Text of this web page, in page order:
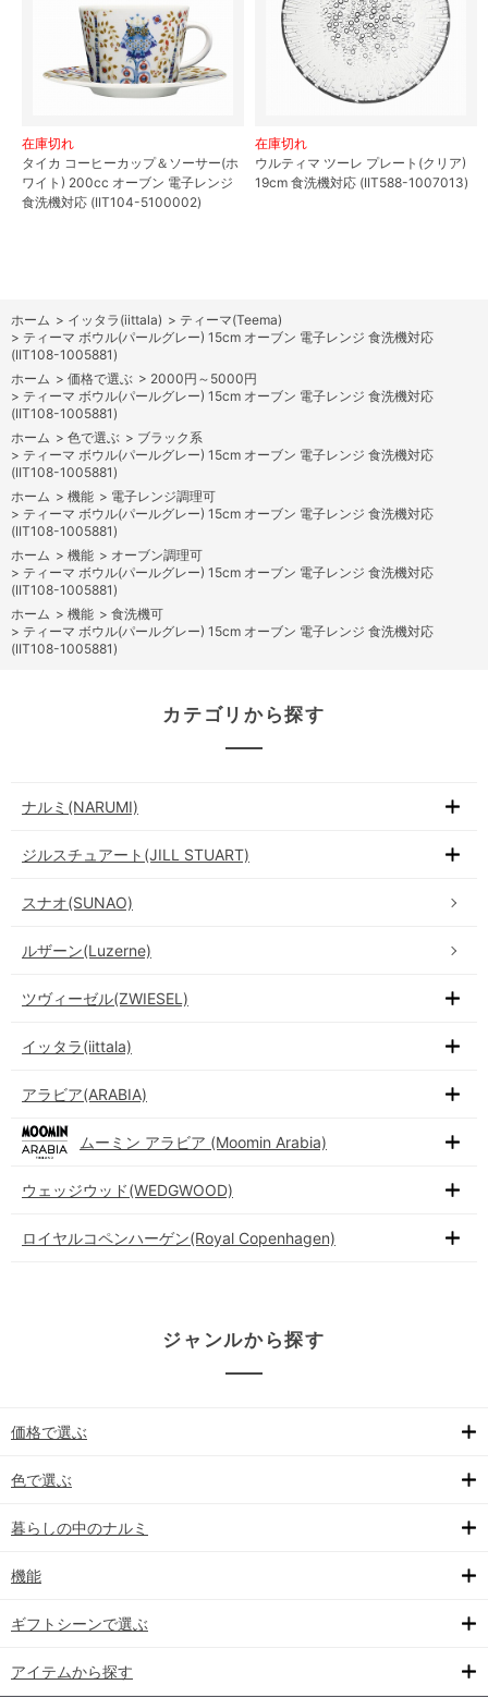
在庫切れ
タイカ コーヒーカップ＆ソーサー(ホ
ワイト) 200cc オーブン 電子レンジ
食洗機対応 (IIT104-5100002)
在庫切れ
ウルティマ ツーレ プレート(クリア)
19cm 食洗機対応 (IIT588-1007013)
ホーム > イッタラ(iittala) > ティーマ(Teema)
> ティーマ ボウル(パールグレー) 15cm オーブン 電子レンジ 食洗機対応
(IIT108-1005881)
ホーム > 価格で選ぶ > 2000円～5000円
> ティーマ ボウル(パールグレー) 15cm オーブン 電子レンジ 食洗機対応
(IIT108-1005881)
ホーム > 色で選ぶ > ブラック系
> ティーマ ボウル(パールグレー) 15cm オーブン 電子レンジ 食洗機対応
(IIT108-1005881)
ホーム > 機能 > 電子レンジ調理可
> ティーマ ボウル(パールグレー) 15cm オーブン 電子レンジ 食洗機対応
(IIT108-1005881)
ホーム > 機能 > オーブン調理可
> ティーマ ボウル(パールグレー) 15cm オーブン 電子レンジ 食洗機対応
(IIT108-1005881)
ホーム > 機能 > 食洗機可
> ティーマ ボウル(パールグレー) 15cm オーブン 電子レンジ 食洗機対応
(IIT108-1005881)
カテゴリから探す
ナルミ(NARUMI)
ジルスチュアート(JILL STUART)
スナオ(SUNAO)
ルザーン(Luzerne)
ツヴィーゼル(ZWIESEL)
イッタラ(iittala)
アラビア(ARABIA)
ムーミン アラビア (Moomin Arabia)
ウェッジウッド(WEDGWOOD)
ロイヤルコペンハーゲン(Royal Copenhagen)
ジャンルから探す
価格で選ぶ
色で選ぶ
暮らしの中のナルミ
機能
ギフトシーンで選ぶ
アイテムから探す